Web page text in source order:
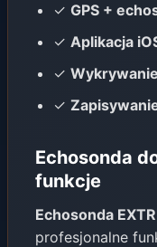
✓ GPS +
✓ Aplikacja
✓
✓
Echosonda
funkcje
Echosonda
profesjonalne